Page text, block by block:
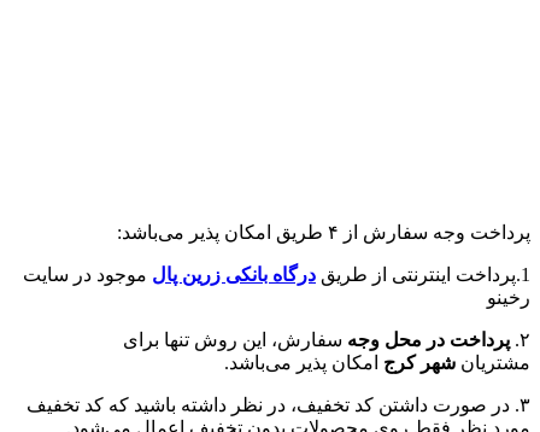
پرداخت وجه سفارش از ۴ طریق امکان پذیر می‌باشد:
1.پرداخت اینترنتی از طریق درگاه‌ بانکی زرین پال موجود در سایت
رخینو
۲. پرداخت در محل وجه سفارش، این روش تنها برای
مشتریان شهر کرج امکان پذیر می‌باشد.
۳. در صورت داشتن کد تخفیف، در نظر داشته باشید که کد تخفیف